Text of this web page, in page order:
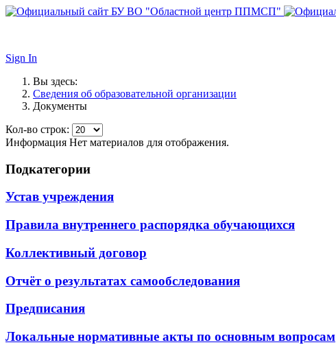
Sign In
Вы здесь:
Сведения об образовательной организации
Документы
Кол-во строк:
Информация Нет материалов для отображения.
Подкатегории
Устав учреждения
Правила внутреннего распорядка обучающихся
Коллективный договор
Отчёт о результатах самообследования
Предписания
Локальные нормативные акты по основным вопросам